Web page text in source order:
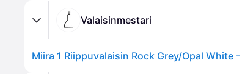
Valaisinmestari